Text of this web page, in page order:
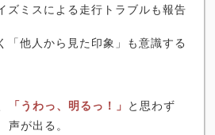
ズミスによる走行トラブルも報告
「他人から見た印象」も意識する
「うわっ、明るっ！」 と思わず
声が出る。